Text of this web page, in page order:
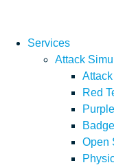
Services
Attack
Red
Open